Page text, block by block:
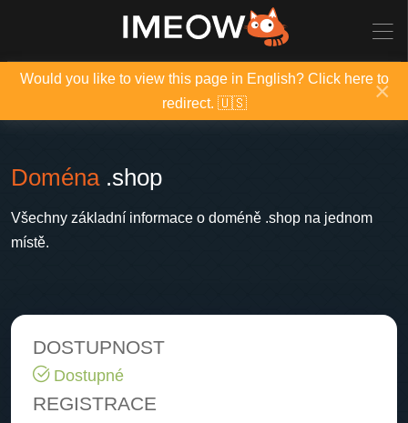
Would you like to view this page in English? Click here to
redirect. 🇺🇸
×
Doména.shop
Všechny základní informace o doméně .shop na jednom
místě.
DOSTUPNOST
Dostupné
REGISTRACE